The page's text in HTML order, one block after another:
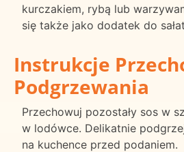
kurczakiem, rybą lub
się także jako dodatek do
Instrukcje
Podgrzewania
Przechowuj pozostały sos w
w lodówce. Delikatnie
na kuchence przed podaniem.